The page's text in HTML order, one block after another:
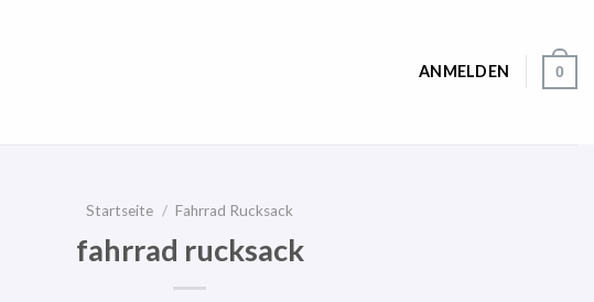
ANMELDEN 0
Startseite / Fahrrad Rucksack
fahrrad rucksack